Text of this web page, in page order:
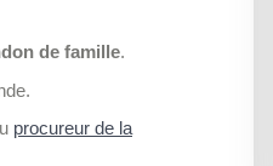
de famille.
procureur de la